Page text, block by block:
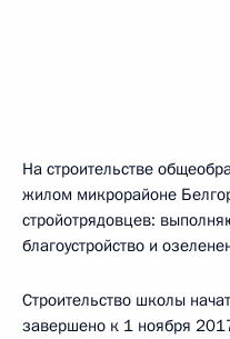
На строительстве
жилом микрорайоне
стройотрядовцев:
благоустройство и
Строительство школы
завершено к 1 ноября